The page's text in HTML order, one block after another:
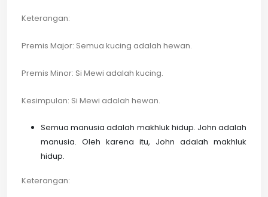
Keterangan:
Premis Major: Semua kucing adalah hewan.
Premis Minor: Si Mewi adalah kucing.
Kesimpulan: Si Mewi adalah hewan.
Semua manusia adalah makhluk hidup. John adalah
manusia. Oleh karena itu, John adalah makhluk
hidup.
Keterangan: